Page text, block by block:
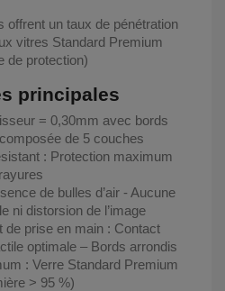
offrent un taux de pénétration
vitres Standard Premium
de protection)
principales
= 0,30mm avec bords
de 5 couches
: Protection maximum
de bulles d’air - Aucune
ni distorsion de l’image
de prise en main : Contact
optimale – Bords arrondis
: Verre Standard Premium
> 95 %)